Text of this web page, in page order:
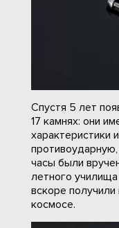
Спустя 5 лет
17 камнях: они
характеристики
часы были
летного
вскоре
космосе.